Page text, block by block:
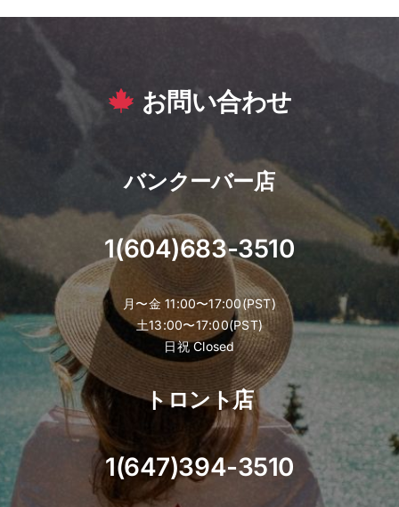
お問い合わせ
バンクーバー店
1(604)683-3510
月〜金 11:00〜17:00(PST)
土13:00〜17:00(PST)
日祝 Closed
トロント店
1(647)394-3510